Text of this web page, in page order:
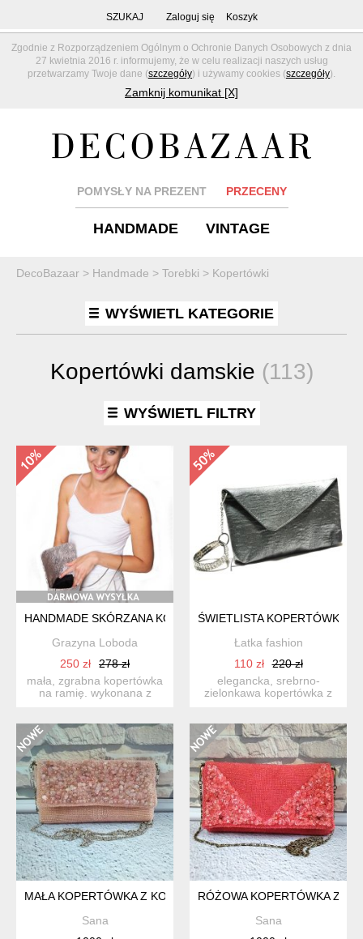
Zgodnie z Rozporządzeniem Ogólnym o Ochronie Danych Osobowych z dnia
27 kwietnia 2016 r. informujemy, że w celu realizacji naszych usług
przetwarzamy Twoje dane (szczegóły) i używamy cookies (szczegóły).
Zamknij komunikat [X]
SZUKAJ Zaloguj się Koszyk
POMYSŁY NA PREZENT PRZECENY
HANDMADE VINTAGE
DecoBazaar > Handmade > Torebki > Kopertówki
WYŚWIETL KATEGORIE
Kopertówki damskie (113)
WYŚWIETL FILTRY
HANDMADE SKÓRZANA KOPERTÓWKA NA ŁAŃCUSZKU Z
Grazyna Loboda
250 zł
278 zł
mała, zgrabna kopertówka
na ramię. wykonana z
ŚWIETLISTA KOPERTÓWKA
Łatka fashion
110 zł
220 zł
elegancka, srebrno-
zielonkawa kopertówka z
MAŁA KOPERTÓWKA Z KORALIKAMI TOREBKA Z
Sana
RÓŻOWA KOPERTÓWKA Z
Sana